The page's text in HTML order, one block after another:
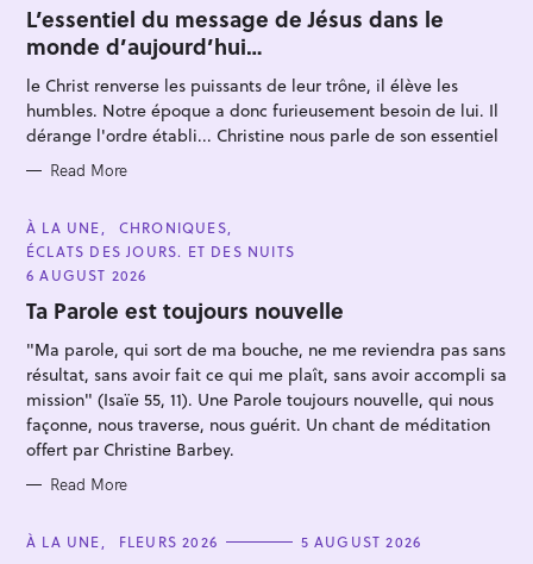
T
E
G
O
R
I
E
S
L’essentiel du message de Jésus dans le
monde d’aujourd’hui…
le Christ renverse les puissants de leur trône, il élève les
humbles. Notre époque a donc furieusement besoin de lui. Il
dérange l'ordre établi... Christine nous parle de son essentiel
Read More
C
A
T
E
G
O
R
E
À LA UNE
CHRONIQUES
ÉCLATS DES JOURS. ET DES NUITS
6 AUGUST 2026
Ta Parole est toujours nouvelle
"Ma parole, qui sort de ma bouche, ne me reviendra pas sans
résultat, sans avoir fait ce qui me plaît, sans avoir accompli sa
mission" (Isaïe 55, 11). Une Parole toujours nouvelle, qui nous
façonne, nous traverse, nous guérit. Un chant de méditation
offert par Christine Barbey.
Read More
C
À LA UNE FLEURS 2026 5 AUGUST 2026
S
a
r
c
h
f
o
r
: